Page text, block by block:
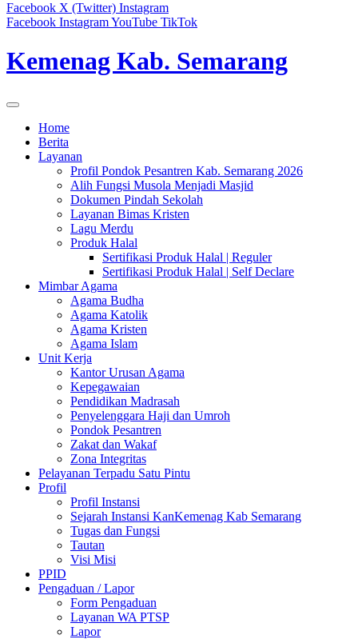
Facebook X (Twitter) Instagram
Facebook InstagramYouTube TikTok
Kemenag Kab. Semarang
Home
Berita
Layanan
Profil Pondok Pesantren Kab. Semarang 2026
Alih Fungsi Musola Menjadi Masjid
Dokumen Pindah Sekolah
Layanan Bimas Kristen
Lagu Merdu
Produk Halal
Sertifikasi Produk Halal | Reguler
Sertifikasi Produk Halal | Self Declare
Mimbar Agama
Agama Budha
Agama Katolik
Agama Kristen
Agama Islam
Unit Kerja
Kantor Urusan Agama
Kepegawaian
Pendidikan Madrasah
Penyelenggara Haji dan Umroh
Pondok Pesantren
Zakat dan Wakaf
Zona Integritas
Pelayanan Terpadu Satu Pintu
Profil
Profil Instansi
Sejarah Instansi KanKemenag Kab Semarang
Tugas dan Fungsi
Tautan
Visi Misi
PPID
Pengaduan / Lapor
Form Pengaduan
Layanan WA PTSP
Lapor